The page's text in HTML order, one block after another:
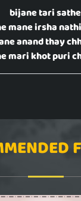
bijane tari sathe
mane irsha
anand thay
mari khot puri